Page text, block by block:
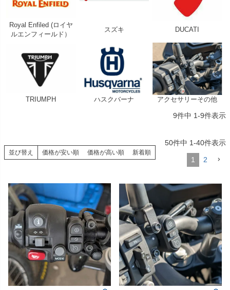
Royal Enfiled (ロイヤ
ルエンフィールド）
スズキ DUCATI
TRIUMPH ハスクバーナ アクセサリーその他
9件中 1-9件表示
並び替え 価格が安い順 価格が高い順 新着順
50件中 1-40件表示
1 2